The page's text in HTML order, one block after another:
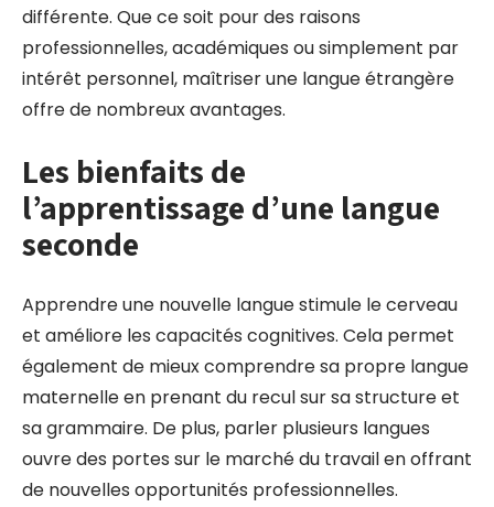
différente. Que ce soit pour des raisons
professionnelles, académiques ou simplement par
intérêt personnel, maîtriser une langue étrangère
offre de nombreux avantages.
Les bienfaits de
l’apprentissage d’une langue
seconde
Apprendre une nouvelle langue stimule le cerveau
et améliore les capacités cognitives. Cela permet
également de mieux comprendre sa propre langue
maternelle en prenant du recul sur sa structure et
sa grammaire. De plus, parler plusieurs langues
ouvre des portes sur le marché du travail en offrant
de nouvelles opportunités professionnelles.